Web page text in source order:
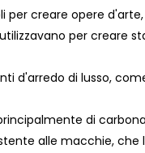
creare opere
per creare
d'arredo di lusso,
di
alle macchie,